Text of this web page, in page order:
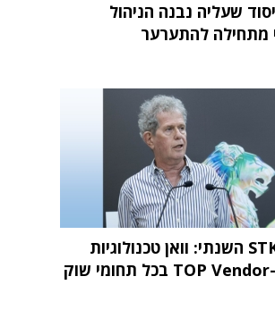
שעליה נבנה הניהול
מתחילה להתערער
מחקר STKI השנתי: וואן טכנולוגיות
דורגה כ-TOP Vendor בכל תחומי שוק